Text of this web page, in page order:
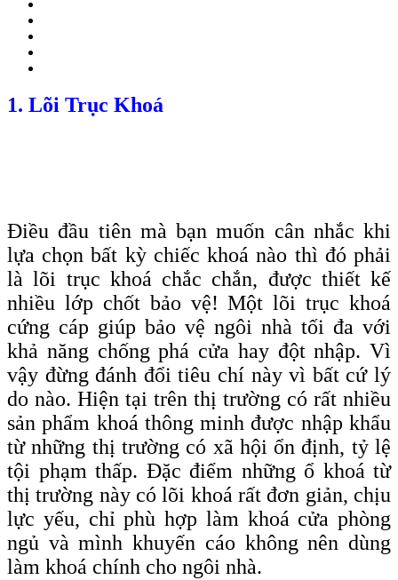
1. Lõi Trục Khoá
Điều đầu tiên mà bạn muốn cân nhắc khi
lựa chọn bất kỳ chiếc khoá nào thì đó phải
là lõi trục khoá chắc chắn, được thiết kế
nhiều lớp chốt bảo vệ! Một lõi trục khoá
cứng cáp giúp bảo vệ ngôi nhà tối đa với
khả năng chống phá cửa hay đột nhập. Vì
vậy đừng đánh đổi tiêu chí này vì bất cứ lý
do nào. Hiện tại trên thị trường có rất nhiều
sản phẩm khoá thông minh được nhập khẩu
từ những thị trường có xã hội ổn định, tỷ lệ
tội phạm thấp. Đặc điểm những ổ khoá từ
thị trường này có lõi khoá rất đơn giản, chịu
lực yếu, chỉ phù hợp làm khoá cửa phòng
ngủ và mình khuyến cáo không nên dùng
làm khoá chính cho ngôi nhà.